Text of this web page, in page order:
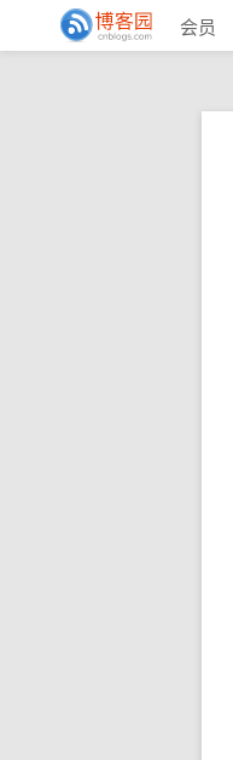
会员